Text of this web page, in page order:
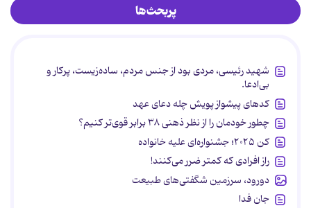
پربحث‌ها
شهید رئیسی، مردی بود از جنس مردم، ساده‌زیست، پرکار و
بی‌ادعا.
کدهای پیشواز پویش چله دعای عهد
چطور خودمان را از نظر ذهنی ۳۸ برابر قوی‌تر کنیم؟
کن ۲۰۲۵؛ جشنواره‌ای علیه خانواده
راز افرادی که کمتر ضرر می‌کنند!
دورود، سرزمین شگفتی‌های طبیعت
جان فدا